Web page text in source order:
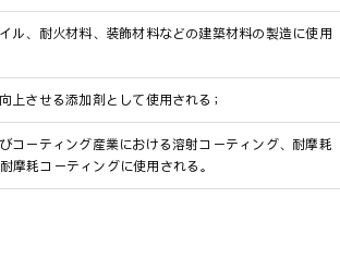
ル、耐火材料、装飾材料などの建築材料の製造に使用
上させる添加剤として使用される；
コーティング産業における溶射コーティング、耐摩耗
摩耗コーティングに使用される。